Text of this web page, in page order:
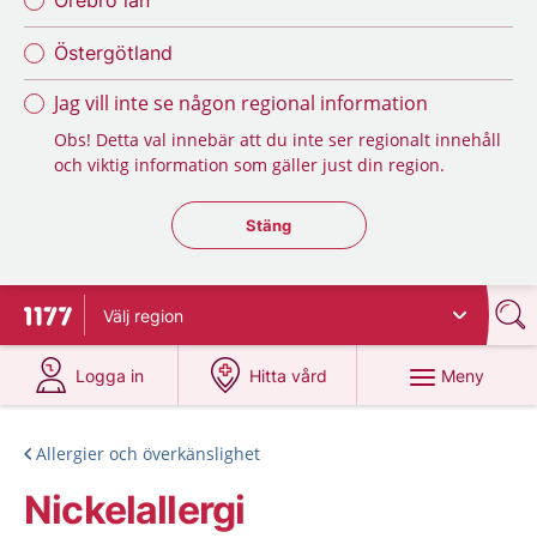
Östergötland
Jag vill inte se någon regional information
Obs! Detta val innebär att du inte ser regionalt innehåll
och viktig information som gäller just din region.
Stäng regionsväljaren
Stäng
Till startsidan för 1177
Välj region
Logga in
på 1177.se
Hitta vård
på 1177.se
Meny
Allergier och överkänslighet
Nickelallergi